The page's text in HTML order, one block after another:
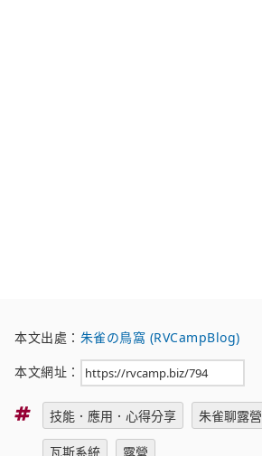
本文出處： 朱雀の鳥窩 (RVCampBlog)
本文網址：
標
技能．應用．心得分享 朱雀聊露營
瓦斯系統 露營